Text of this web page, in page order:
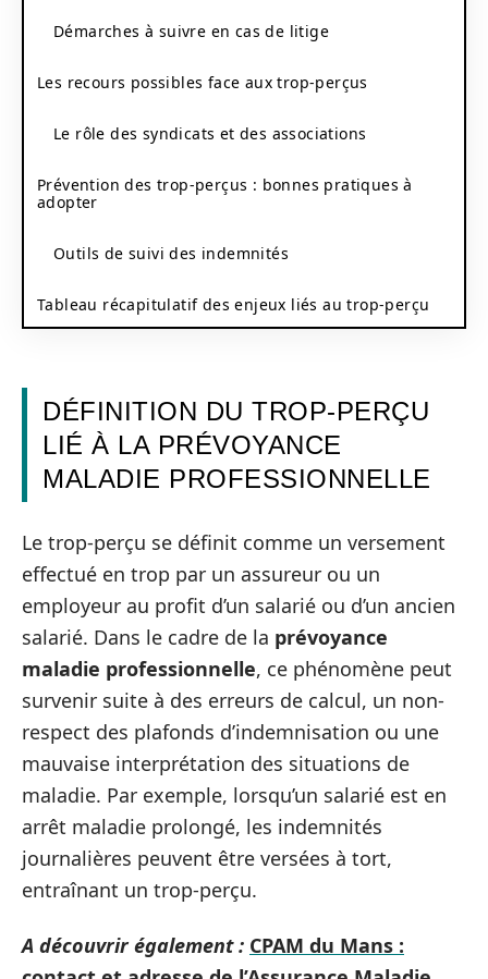
Démarches à suivre en cas de litige
Les recours possibles face aux trop-perçus
Le rôle des syndicats et des associations
Prévention des trop-perçus : bonnes pratiques à
adopter
Outils de suivi des indemnités
Tableau récapitulatif des enjeux liés au trop-perçu
DÉFINITION DU TROP-PERÇU
LIÉ À LA PRÉVOYANCE
MALADIE PROFESSIONNELLE
Le trop-perçu se définit comme un versement
effectué en trop par un assureur ou un
employeur au profit d’un salarié ou d’un ancien
salarié. Dans le cadre de la prévoyance
maladie professionnelle, ce phénomène peut
survenir suite à des erreurs de calcul, un non-
respect des plafonds d’indemnisation ou une
mauvaise interprétation des situations de
maladie. Par exemple, lorsqu’un salarié est en
arrêt maladie prolongé, les indemnités
journalières peuvent être versées à tort,
entraînant un trop-perçu.
A découvrir également : CPAM du Mans :